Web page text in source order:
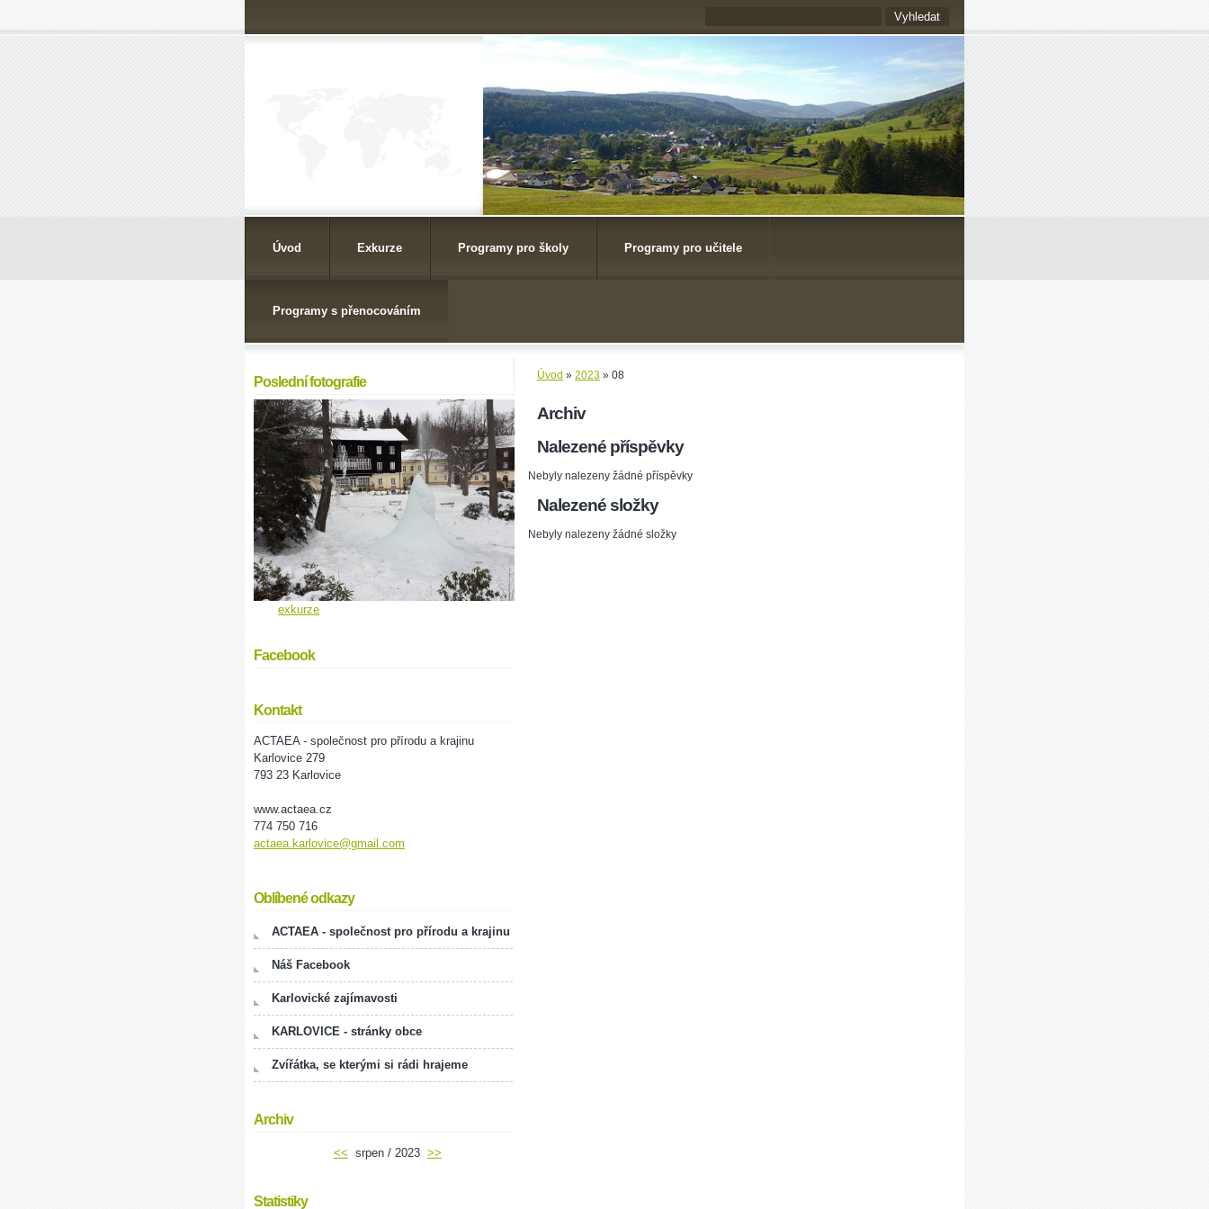
Úvod Exkurze Programy pro školy Programy pro učitele
Programy s přenocováním
Úvod » 2023 » 08
Archiv
Nalezené příspěvky
Nebyly nalezeny žádné příspěvky
Nalezené složky
Nebyly nalezeny žádné složky
Poslední fotografie
exkurze
Facebook
Kontakt
ACTAEA - společnost pro přírodu a krajinu
Karlovice 279
793 23 Karlovice
www.actaea.cz
774 750 716
actaea.karlovice@gmail.com
Oblíbené odkazy
ACTAEA - společnost pro přírodu a krajinu
Náš Facebook
Karlovické zajímavosti
KARLOVICE - stránky obce
Zvířátka, se kterými si rádi hrajeme
Archiv
<< srpen / 2023 >>
Statistiky